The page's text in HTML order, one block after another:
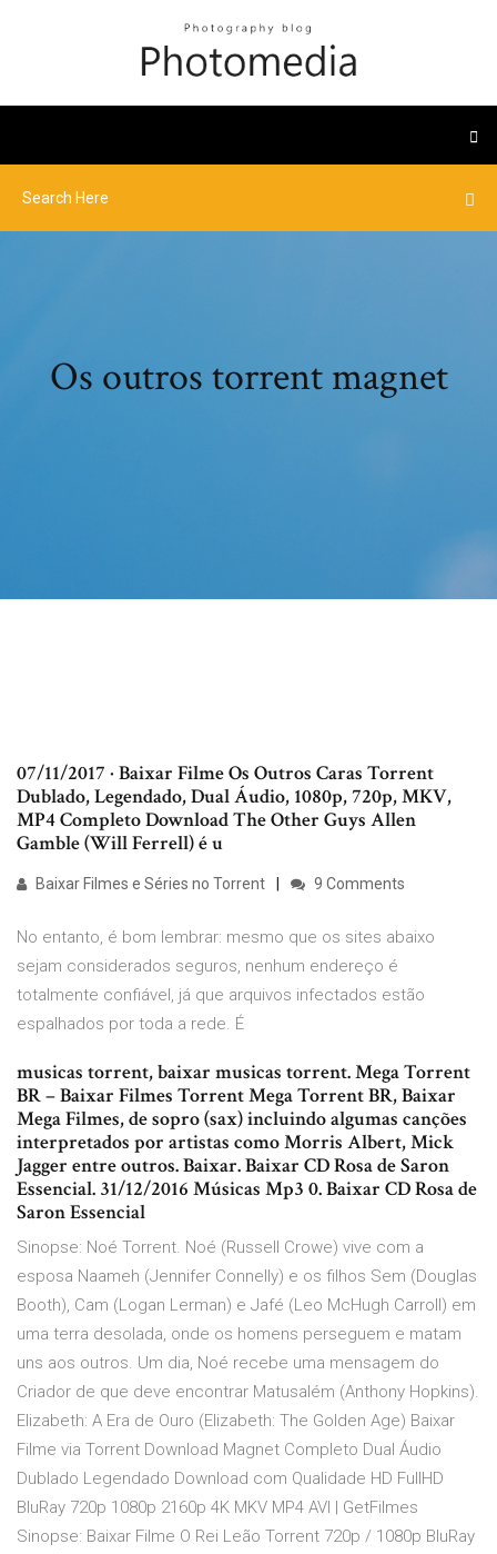
Os outros torrent magnet
07/11/2017 · Baixar Filme Os Outros Caras Torrent
Dublado, Legendado, Dual Áudio, 1080p, 720p, MKV,
MP4 Completo Download The Other Guys Allen
Gamble (Will Ferrell) é u
Baixar Filmes e Séries no Torrent 9 Comments
No entanto, é bom lembrar: mesmo que os sites abaixo
sejam considerados seguros, nenhum endereço é
totalmente confiável, já que arquivos infectados estão
espalhados por toda a rede. É
musicas torrent, baixar musicas torrent. Mega Torrent
BR – Baixar Filmes Torrent Mega Torrent BR, Baixar
Mega Filmes, de sopro (sax) incluindo algumas canções
interpretados por artistas como Morris Albert, Mick
Jagger entre outros. Baixar. Baixar CD Rosa de Saron
Essencial. 31/12/2016 Músicas Mp3 0. Baixar CD Rosa de
Saron Essencial
Sinopse: Noé Torrent. Noé (Russell Crowe) vive com a
esposa Naameh (Jennifer Connelly) e os filhos Sem (Douglas
Booth), Cam (Logan Lerman) e Jafé (Leo McHugh Carroll) em
uma terra desolada, onde os homens perseguem e matam
uns aos outros. Um dia, Noé recebe uma mensagem do
Criador de que deve encontrar Matusalém (Anthony Hopkins).
Elizabeth: A Era de Ouro (Elizabeth: The Golden Age) Baixar
Filme via Torrent Download Magnet Completo Dual Áudio
Dublado Legendado Download com Qualidade HD FullHD
BluRay 720p 1080p 2160p 4K MKV MP4 AVI | GetFilmes
Sinopse: Baixar Filme O Rei Leão Torrent 720p / 1080p BluRay